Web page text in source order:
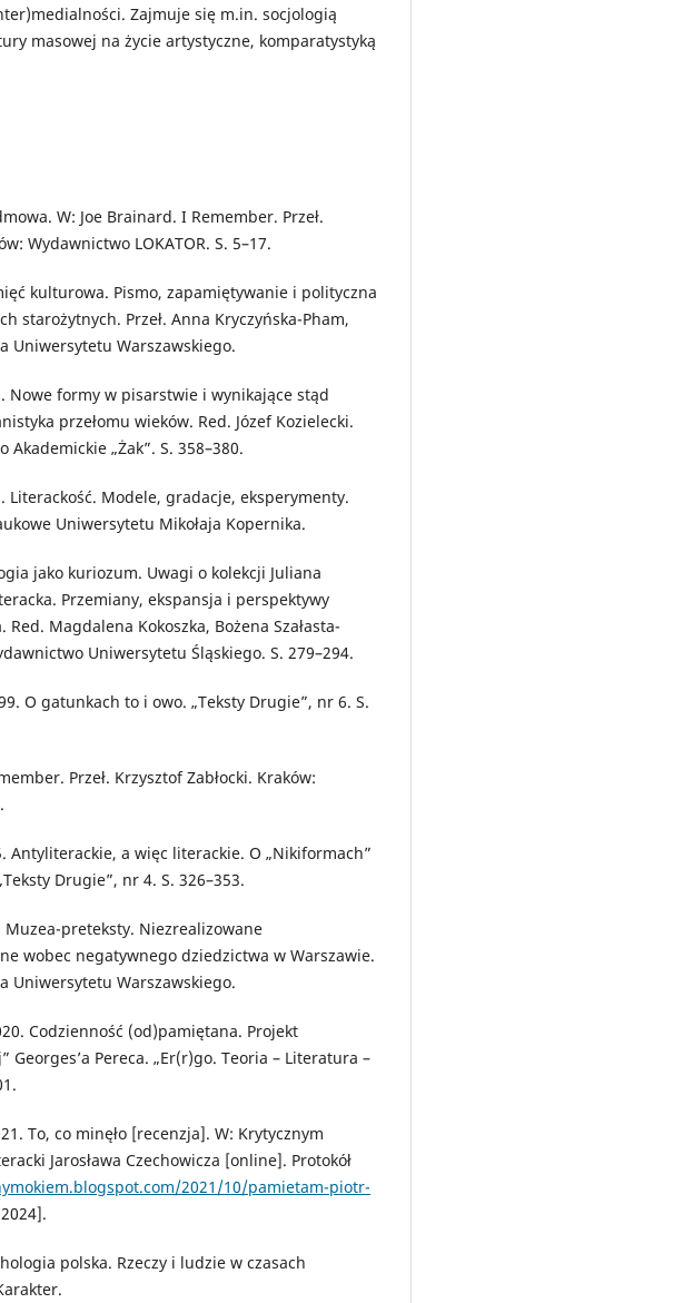
Zajmuje się m.in. socjologią
masowej na życie artystyczne, komparatystyką
W: Joe Brainard. I Remember. Przeł.
Wydawnictwo LOKATOR. S. 5–17.
kulturowa. Pismo, zapamiętywanie i polityczna
starożytnych. Przeł. Anna Kryczyńska-Pham,
Uniwersytetu Warszawskiego.
Nowe formy w pisarstwie i wynikające stąd
przełomu wieków. Red. Józef Kozielecki.
Akademickie „Żak”. S. 358–380.
Literackość. Modele, gradacje, eksperymenty.
Uniwersytetu Mikołaja Kopernika.
jako kuriozum. Uwagi o kolekcji Juliana
Przemiany, ekspansja i perspektywy
Magdalena Kokoszka, Bożena Szałasta-
Uniwersytetu Śląskiego. S. 279–294.
O gatunkach to i owo. „Teksty Drugie”, nr 6. S.
Przeł. Krzysztof Zabłocki. Kraków:
Antyliterackie, a więc literackie. O „Nikiformach”
Drugie”, nr 4. S. 326–353.
Muzea-preteksty. Niezrealizowane
wobec negatywnego dziedzictwa w Warszawie.
Uniwersytetu Warszawskiego.
Codzienność (od)pamiętana. Projekt
Pereca. „Er(r)go. Teoria – Literatura –
To, co minęło [recenzja]. W: Krytycznym
Jarosława Czechowicza [online]. Protokół
2021/10/pamietam-piotr-
polska. Rzeczy i ludzie w czasach